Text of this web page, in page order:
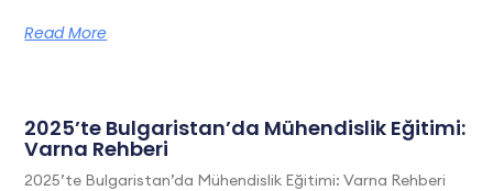
Read More
2025’te Bulgaristan’da Mühendislik Eğitimi:
Varna Rehberi
2025’te Bulgaristan’da Mühendislik Eğitimi: Varna Rehberi